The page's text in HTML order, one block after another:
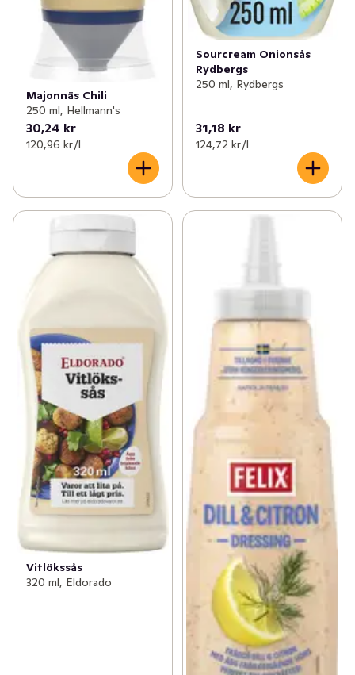
Majonnäs Chili
250 ml, Hellmann's
30,24 kr
120,96 kr /l
Sourcream Onionsås
Rydbergs
250 ml, Rydbergs
31,18 kr
124,72 kr /l
Vitlökssås
320 ml, Eldorado